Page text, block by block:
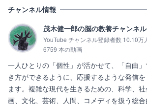
チャンネル情報
茂木健一郎の脳の教養チャンネル
YouTube チャンネル登録者数 10.10万
6759 本の動画
一人ひとりの「個性」が活かせて、「自由
き方ができるように、応援するような発信
ます。複雑な現代を生きるための、科学、
画、文化、芸術、人間、コメディを扱う総